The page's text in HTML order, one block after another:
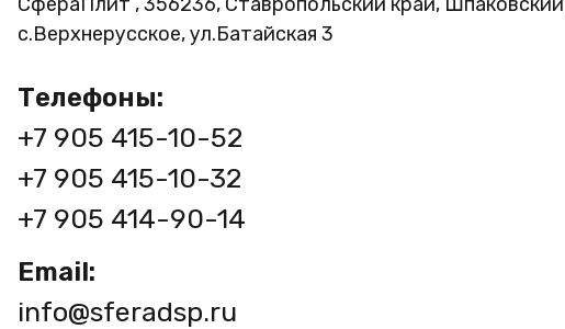
с.Верхнерусское, ул.Батайская 3
Телефоны:
+7 905 415-10-52
+7 905 415-10-32
+7 905 414-90-14
Email:
info@sferadsp.ru